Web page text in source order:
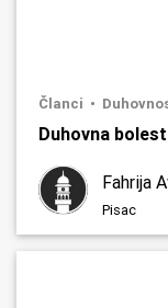
Članci
Duhovna
Fahrija
Pisac